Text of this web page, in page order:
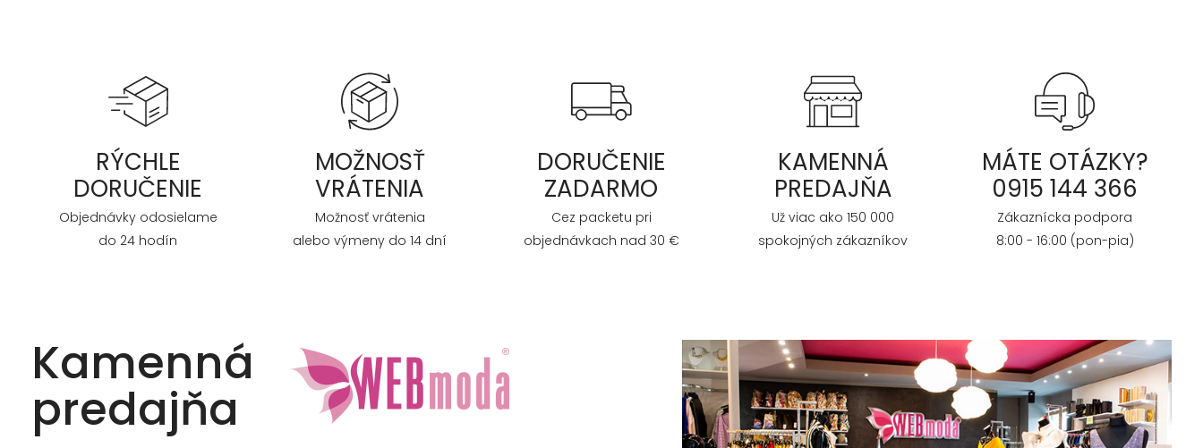
RÝCHLE
DORUČENIE
Objednávky odosielame
do 24 hodín
MOŽNOSŤ
VRÁTENIA
Možnosť vrátenia
alebo výmeny do 14 dní
DORUČENIE
ZADARMO
Cez packetu pri
objednávkach nad 30 €
KAMENNÁ
PREDAJŇA
Už viac ako 150 000
spokojných zákazníkov
MÁTE OTÁZKY?
0915 144 366
Zákaznícka podpora
8:00 - 16:00 (pon-pia)
Kamenná
predajňa